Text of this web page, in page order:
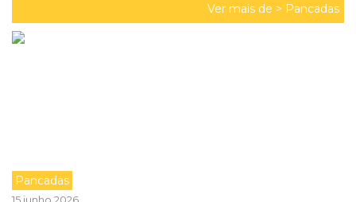
Ver mais de > Pancadas
Pancadas